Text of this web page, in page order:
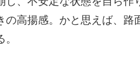
の高揚感。かと思えば、